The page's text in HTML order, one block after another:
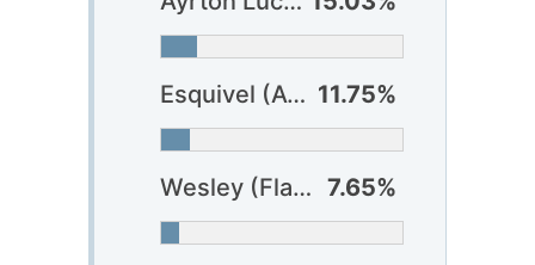
Esquivel (Athlético-PR) 11.75%
Wesley (Flamengo) 7.65%